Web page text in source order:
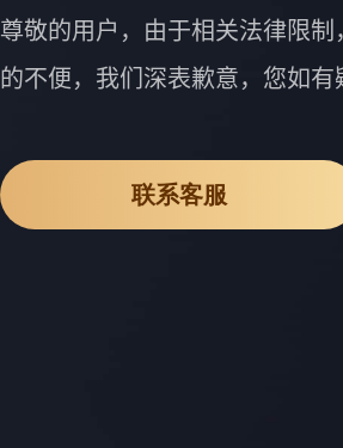
尊敬的用户，由于相关法律限
的不便，我们深表歉意，您如有
联系客服